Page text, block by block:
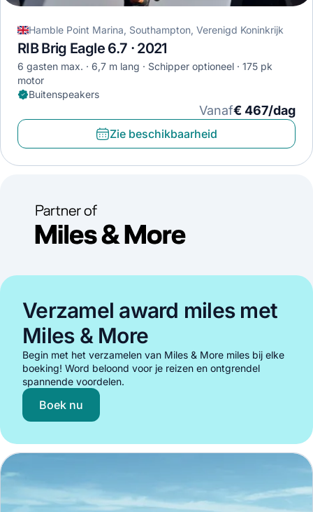
Hamble Point Marina, Southampton, Verenigd Koninkrijk
RIB Brig Eagle 6.7 · 2021
6 gasten max. 6,7 m lang Schipper optioneel
175 pk
motor
Buitenspeakers
Vanaf€ 467/dag
Zie beschikbaarheid
Verzamel award miles met
Miles & More
Begin met het verzamelen van Miles & More miles bij elke
boeking! Word beloond voor je reizen en ontgrendel
spannende voordelen.
Boek nu